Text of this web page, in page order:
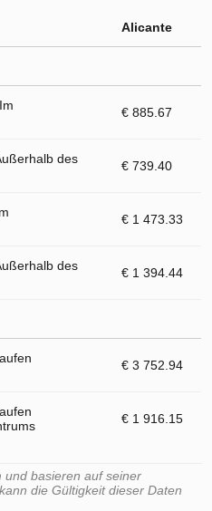
Alicante
€ 885.67
des
€ 739.40
€ 1 473.33
des
€ 1 394.44
€ 3 752.94
€ 1 916.15
und basieren auf seiner
die Gültigkeit dieser Daten